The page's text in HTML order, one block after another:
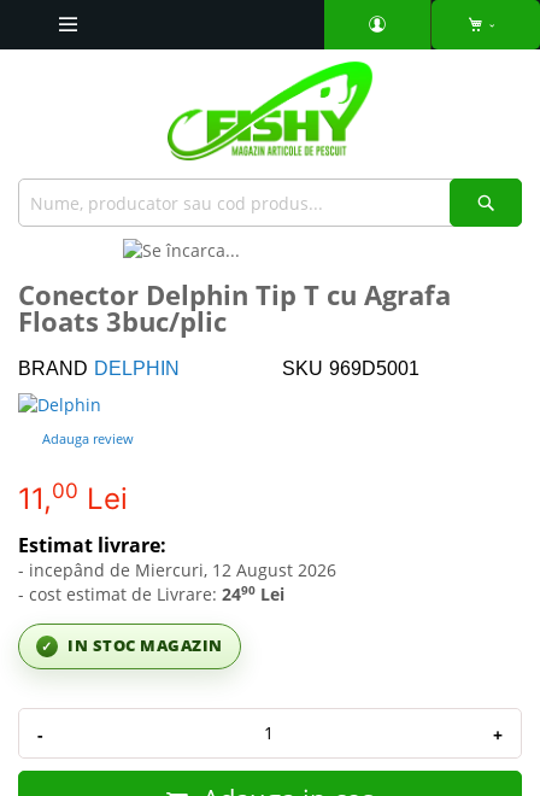
the
end
the
images
gallery
to
the
of
the
images
gallery
Conector Delphin Tip T cu Agrafa
Floats 3buc/plic
BRAND DELPHIN SKU 969D5001
Adauga review
11,00 Lei
✓ IN STOC MAGAZIN
Estimat livrare:
- incepând de Miercuri, 12 August 2026
- cost estimat de Livrare: 2490 Lei
- +